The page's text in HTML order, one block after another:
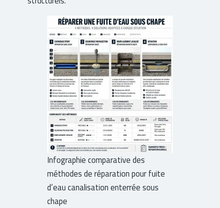
Infographie comparative des
méthodes de réparation pour fuite
d’eau canalisation enterrée sous
chape